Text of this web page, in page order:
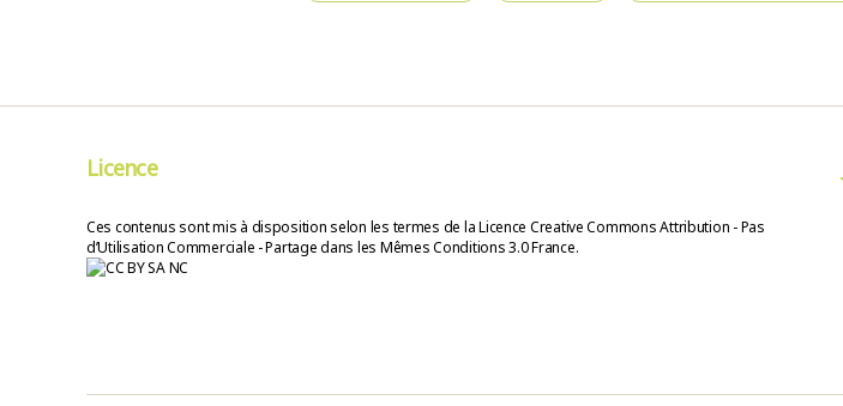
Licence
Ces contenus sont mis à disposition selon les termes de la Licence Creative Commons Attribution - Pas
d’Utilisation Commerciale - Partage dans les Mêmes Conditions 3.0 France.